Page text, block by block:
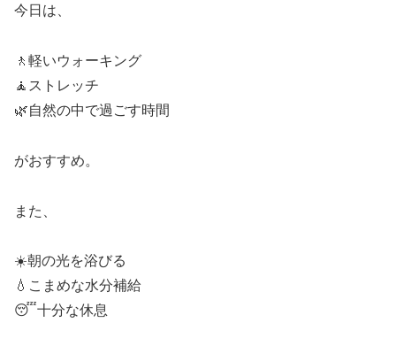
今日は、
🚶軽いウォーキング
🧘ストレッチ
🌿自然の中で過ごす時間
がおすすめ。
また、
☀️朝の光を浴びる
💧こまめな水分補給
😴十分な休息